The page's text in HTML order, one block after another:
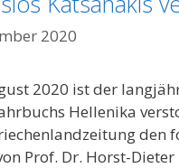
2020
2020 ist der
Hellenika
den
Prof. Dr. Horst-Dieter